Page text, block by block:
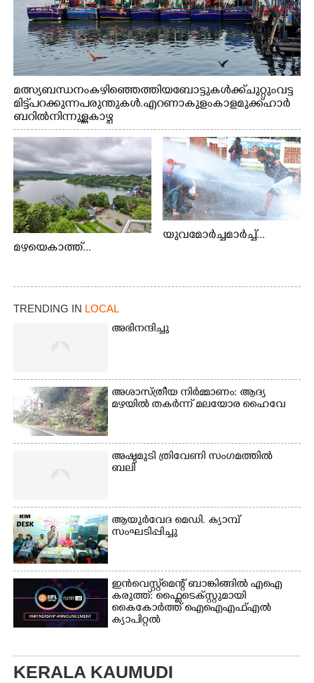
മത്സ്യബന്ധനം കഴിഞ്ഞെത്തിയ ബോട്ടുകൾക്ക് ചുറ്റും വട്ട
മിട്ട് പറക്കുന്ന പരുന്തുകൾ. എറണാകുളം കാളമുക്ക് ഹാർ
ബറിൽ നിന്നുള്ള കാഴ്ച
മഴയെകാത്ത്...
യുവമോർച്ചമാർച്ച്...
TRENDING IN LOCAL
അഭിനന്ദിച്ചു
അശാസ്ത്രീയ നിർമ്മാണം: ആദ്യ
മഴയിൽ തകർന്ന് മലയോര ഹൈവേ
അഷ്ടമുടി ത്രിവേണി സംഗമത്തിൽ
ബലി
ആയുർവേദ മെഡി. ക്യാമ്പ്
സംഘടിപ്പിച്ചു
ഇൻവെസ്റ്റ്മെന്റ് ബാങ്കിങ്ങിൽ എഐ
കരുത്ത്: ഫ്ലൈടെക്സ്റ്റുമായി
കൈകോർത്ത് ഐഐഎഫ്എൽ
ക്യാപിറ്റൽ
KERALA KAUMUDI